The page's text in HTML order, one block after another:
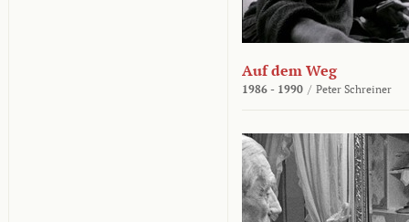
Auf dem Weg
1986 - 1990 / Peter Schreiner